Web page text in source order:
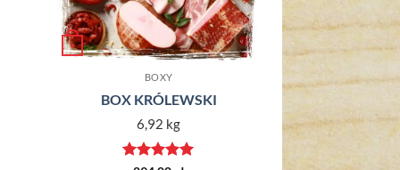
+
BOXY
BOX KRÓLEWSKI
6,92 kg